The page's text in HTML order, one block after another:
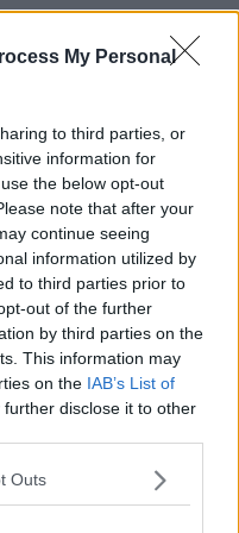
My Personal
to third parties, or
information for
the below opt-out
note that after your
continue seeing
information utilized by
to third parties prior to
out of the further
by third parties on the
This information may
on the IAB’s List of
further disclose it to other
Outs